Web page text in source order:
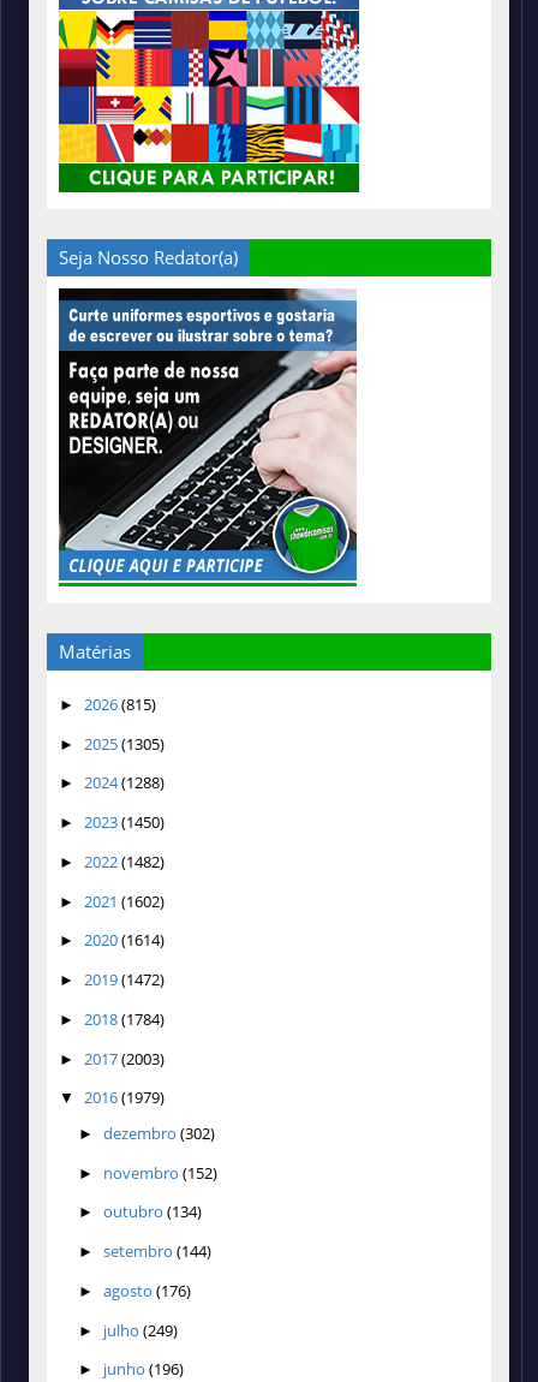
Seja Nosso Redator(a)
Matérias
► 2026(815)
► 2025(1305)
► 2024(1288)
► 2023(1450)
► 2022(1482)
► 2021 (1602)
► 2020(1614)
► 2019(1472)
► 2018(1784)
► 2017(2003)
▼ 2016(1979)
► dezembro (302)
► novembro (152)
► outubro (134)
► setembro (144)
► agosto (176)
► julho (249)
► junho (196)